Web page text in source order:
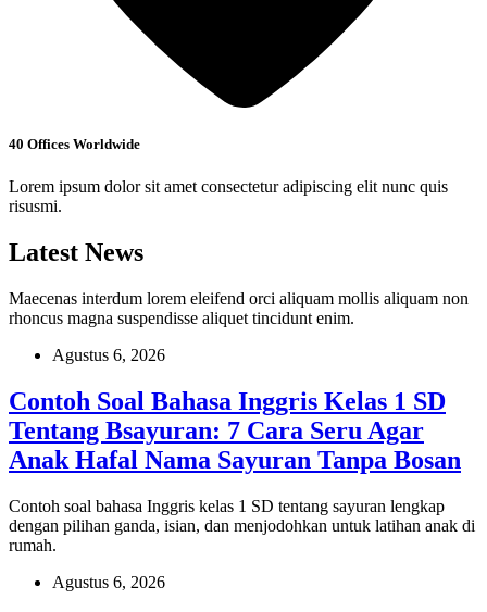
40 Offices Worldwide
Lorem ipsum dolor sit amet consectetur adipiscing elit nunc quis
risusmi.
Latest News
Maecenas interdum lorem eleifend orci aliquam mollis aliquam non
rhoncus magna suspendisse aliquet tincidunt enim.
Agustus 6, 2026
Contoh Soal Bahasa Inggris Kelas 1 SD
Tentang Bsayuran: 7 Cara Seru Agar
Anak Hafal Nama Sayuran Tanpa Bosan
Contoh soal bahasa Inggris kelas 1 SD tentang sayuran lengkap
dengan pilihan ganda, isian, dan menjodohkan untuk latihan anak di
rumah.
Agustus 6, 2026